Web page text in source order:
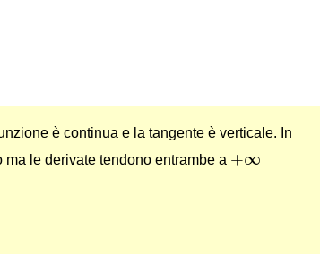
è continua e la tangente è verticale. In
le derivate tendono entrambe a +∞
+ ∞